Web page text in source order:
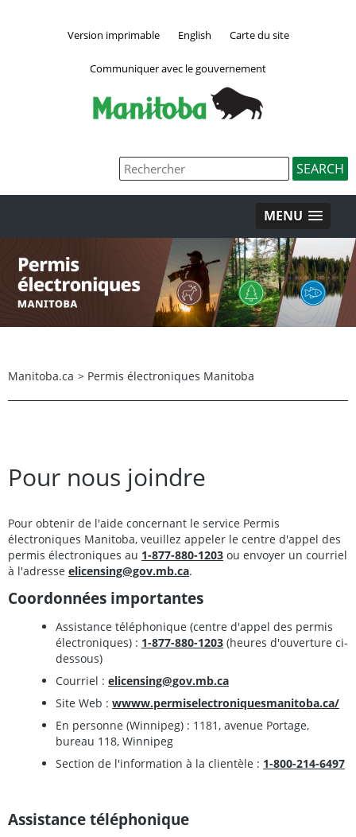
Version imprimable English Carte du site
Communiquer avec le gouvernement
MENU
Manitoba.ca > Permis électroniques Manitoba
Pour nous joindre
Pour obtenir de l'aide concernant le service Permis
électroniques Manitoba, veuillez appeler le centre d'appel des
permis électroniques au 1-877-880-1203 ou envoyer un courriel
à l'adresse elicensing@gov.mb.ca.
Coordonnées importantes
Assistance téléphonique (centre d'appel des permis
électroniques) : 1-877-880-1203 (heures d'ouverture ci-
dessous)
Courriel : elicensing@gov.mb.ca
Site Web : wwww.permiselectroniquesmanitoba.ca/
En personne (Winnipeg) : 1181, avenue Portage,
bureau 118, Winnipeg
Section de l'information à la clientèle : 1-800-214-6497
Assistance téléphonique